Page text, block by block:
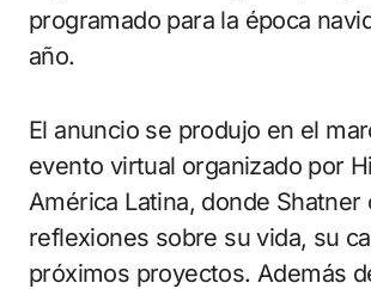
programado para la época
año.
El anuncio se produjo en el
evento virtual organizado por
América Latina, donde Shatner
reflexiones sobre su vida, su
próximos proyectos. Además